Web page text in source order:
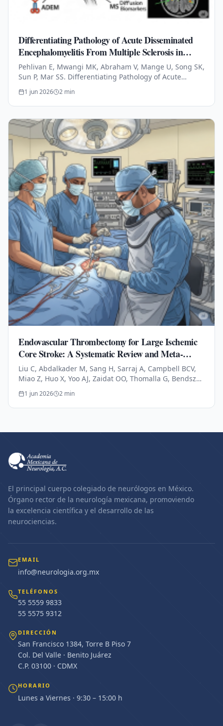
Differentiating Pathology of Acute Disseminated
Encephalomyelitis From Multiple Sclerosis in
Children Using Diffusion Magnetic Resonance
Biomarkers
Pehlivan E, Mwangi MK, Abraham V, Mange U, Song SK,
Sun P, Mar SS. Differentiating Pathology of Acute
Disseminated Encephalomyelitis From Multiple
Sclerosis in Children Using…
1 jun 2026 2 min
Endovascular Thrombectomy for Large Ischemic
Core Stroke: A Systematic Review and Meta-
Analysis of Randomized Controlled Trials.
Liu C, Abdalkader M, Sang H, Sarraj A, Campbell BCV,
Miao Z, Huo X, Yoo AJ, Zaidat OO, Thomalla G, Bendszus
M, Yoshimura S, Uchida K, Li Q, Yuan Z, Siegler JE,
Yaghi S, Sun D,…
1 jun 2026 2 min
El principal cuerpo colegiado de neurólogos en México.
Órgano rector de la neurología mexicana, promoviendo
la excelencia científica y el desarrollo de las
neurociencias.
EMAIL
info@neurologia.org.mx
TELÉFONOS
55 5559 9833
55 5575 9312
DIRECCIÓN
San Francisco 1384, Torre B Piso 7
Col. Del Valle · Benito Juárez
C.P. 03100 · CDMX
HORARIO
Lunes a Viernes · 9:30 – 15:00 h